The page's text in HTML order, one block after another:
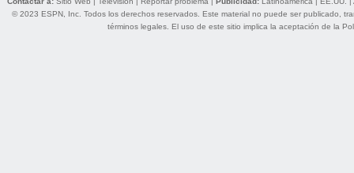
© 2023 ESPN, Inc. Todos los derechos reservados. Este material no puede ser publicado,
términos legales. El uso de este sitio implica la aceptación de la